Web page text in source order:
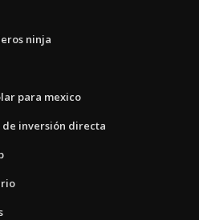
ninja
para mexico
inversión directa